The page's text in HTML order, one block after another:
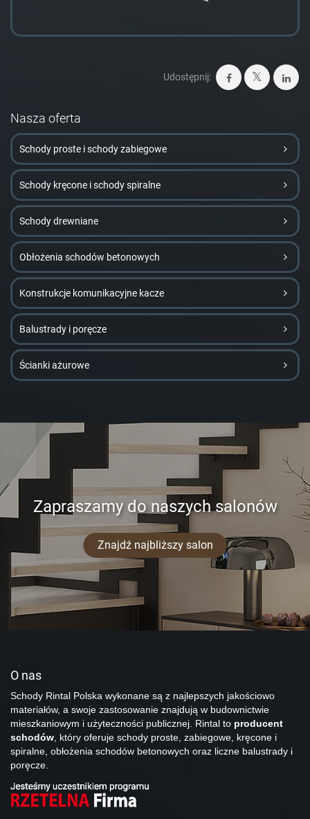
Udostępnij:
Nasza oferta
Schody proste i schody zabiegowe
Schody kręcone i schody spiralne
Schody drewniane
Obłożenia schodów betonowych
Konstrukcje komunikacyjne kacze
Balustrady i poręcze
Ścianki ażurowe
Zapraszamy do naszych salonów
Znajdź najbliższy salon
O nas
Schody Rintal Polska wykonane są z najlepszych jakościowo
materiałów, a swoje zastosowanie znajdują w budownictwie
mieszkaniowym i użyteczności publicznej. Rintal to producent
schodów , który oferuje schody proste, zabiegowe, kręcone i
spiralne, obłożenia schodów betonowych oraz liczne balustrady i
poręcze.